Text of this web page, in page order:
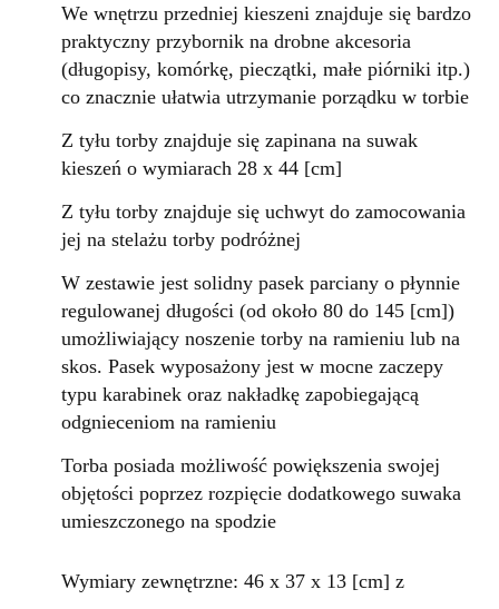
We wnętrzu przedniej kieszeni znajduje się bardzo
praktyczny przybornik na drobne akcesoria
(długopisy, komórkę, pieczątki, małe piórniki itp.)
co znacznie ułatwia utrzymanie porządku w torbie
Z tyłu torby znajduje się zapinana na suwak
kieszeń o wymiarach 28 x 44 [cm]
Z tyłu torby znajduje się uchwyt do zamocowania
jej na stelażu torby podróżnej
W zestawie jest solidny pasek parciany o płynnie
regulowanej długości (od około 80 do 145 [cm])
umożliwiający noszenie torby na ramieniu lub na
skos. Pasek wyposażony jest w mocne zaczepy
typu karabinek oraz nakładkę zapobiegającą
odgnieceniom na ramieniu
Torba posiada możliwość powiększenia swojej
objętości poprzez rozpięcie dodatkowego suwaka
umieszczonego na spodzie
Wymiary zewnętrzne: 46 x 37 x 13 [cm] z